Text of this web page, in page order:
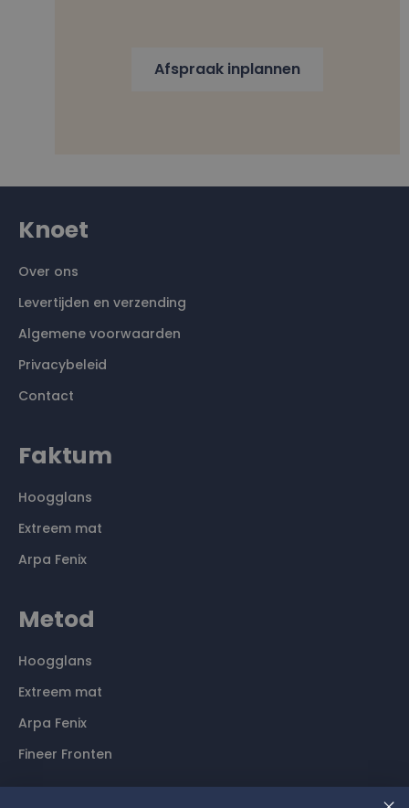
Afspraak inplannen
Knoet
Over ons
Levertijden en verzending
Algemene voorwaarden
Privacybeleid
Contact
Faktum
Hoogglans
Extreem mat
Arpa Fenix
Metod
Hoogglans
Extreem mat
Arpa Fenix
Fineer Fronten